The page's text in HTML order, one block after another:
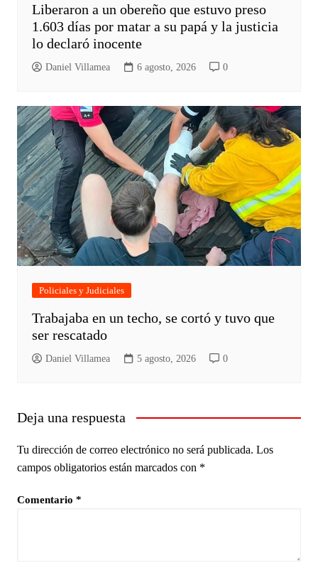
Liberaron a un obereño que estuvo preso
1.603 días por matar a su papá y la justicia
lo declaró inocente
Daniel Villamea 6 agosto, 2026 0
Policiales y Judiciales
Trabajaba en un techo, se cortó y tuvo que
ser rescatado
Daniel Villamea 5 agosto, 2026 0
Deja una respuesta
Tu dirección de correo electrónico no será publicada. Los
campos obligatorios están marcados con *
Comentario *